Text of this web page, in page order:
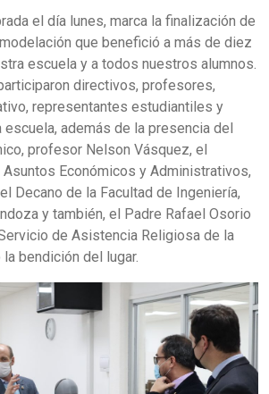
el día lunes, marca la finalización de
que benefició a más de diez
escuela y a todos nuestros alumnos.
directivos, profesores,
representantes estudiantiles y
además de la presencia del
profesor Nelson Vásquez, el
Asuntos Económicos y Administrativos,
Decano de la Facultad de Ingeniería,
y también, el Padre Rafael Osorio
de Asistencia Religiosa de la
la bendición del lugar.